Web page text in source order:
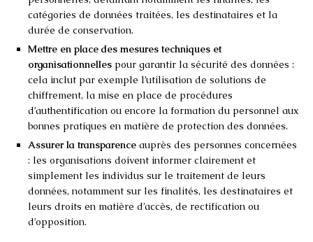
catégories de données traitées, les destinataires et la
durée de conservation.
Mettre en place des mesures techniques et
organisationnelles pour garantir la sécurité des données :
cela inclut par exemple l’utilisation de solutions de
chiffrement, la mise en place de procédures
d’authentification ou encore la formation du personnel aux
bonnes pratiques en matière de protection des données.
Assurer la transparence auprès des personnes concernées
: les organisations doivent informer clairement et
simplement les individus sur le traitement de leurs
données, notamment sur les finalités, les destinataires et
leurs droits en matière d’accès, de rectification ou
d’opposition.